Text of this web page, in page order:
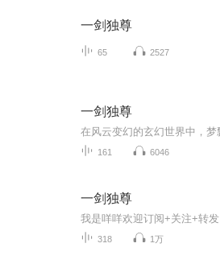
一剑独尊
65 2527
一剑独尊
161 6046
一剑独尊
我是咩咩欢迎订阅+关注+转发
318 1万